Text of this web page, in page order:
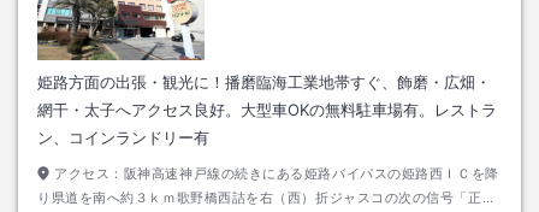
姫路方面の出張・観光に！播磨臨海工業地帯すぐ、飾磨・広畑・
網干・太子へアクセス良好。大型車OKの無料駐車場有。レストラ
ン、コインランドリー有
アクセス： 阪神高速神戸線の続きにある姫路バイパスの姫路西ＩＣを降
り県道を南へ約３ｋｍ歌野橋西詰を右（西）折ジャスコの次の信号「正門